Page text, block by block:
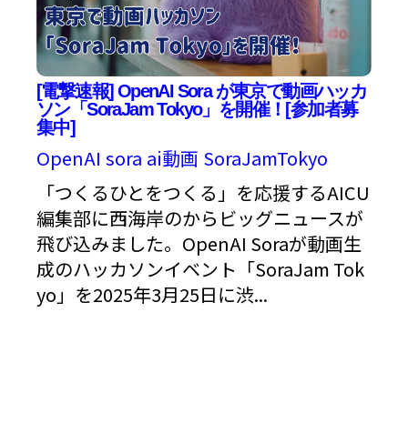
[電撃速報] OpenAI Sora が東京で動画ハッカ
ソン「SoraJam Tokyo」を開催！[参加者募
集中]
OpenAI sora ai動画 SoraJamTokyo
「つくるひとをつくる」を応援するAICU
編集部に西海岸のからビッグニュースが
飛び込みました。OpenAI Soraが動画生
成のハッカソンイベント「SoraJam Tok
yo」を2025年3月25日に渋...